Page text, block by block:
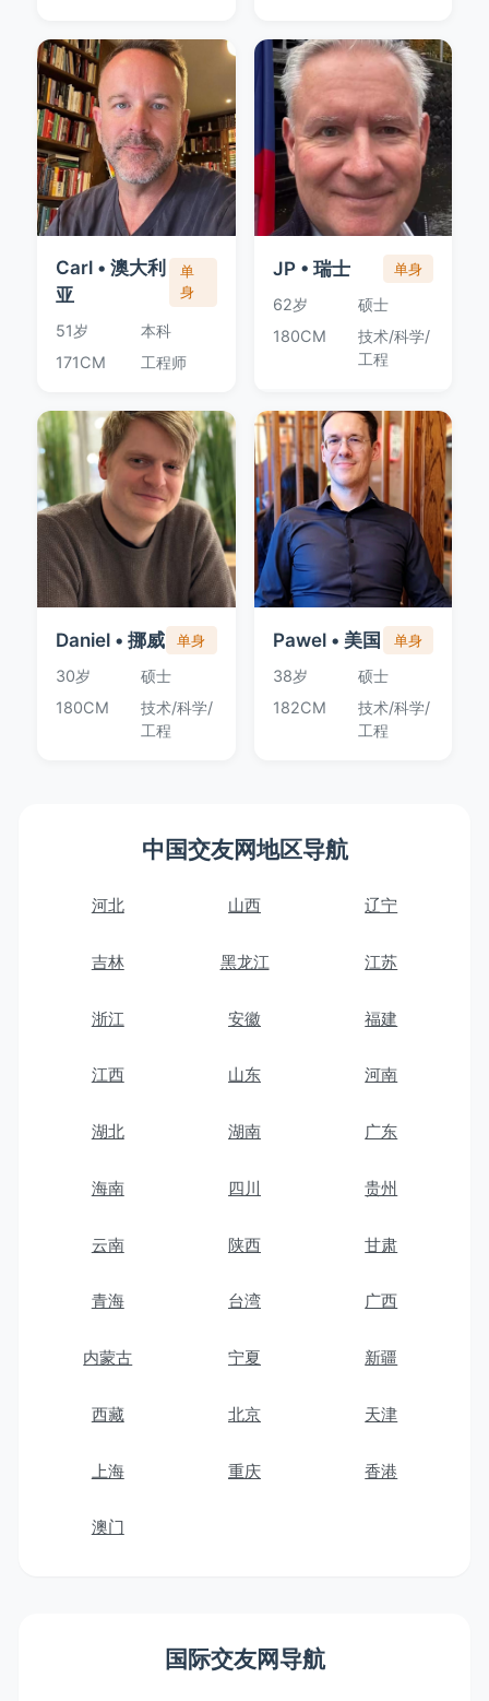
Carl • 澳大利
亚
单
身
51岁
本科
171CM
工程师
JP • 瑞士 单身
62岁
硕士
180CM
技术/科学/
工程
Daniel • 挪威 单身
30岁
硕士
180CM
技术/科学/
工程
Pawel • 美国 单身
38岁
硕士
182CM
技术/科学/
工程
中国交友网地区导航
河北 山西 辽宁
吉林 黑龙江 江苏
浙江 安徽 福建
江西 山东 河南
湖北 湖南 广东
海南 四川 贵州
云南 陕西 甘肃
青海 台湾 广西
内蒙古 宁夏 新疆
西藏 北京 天津
上海 重庆 香港
澳门
国际交友网导航